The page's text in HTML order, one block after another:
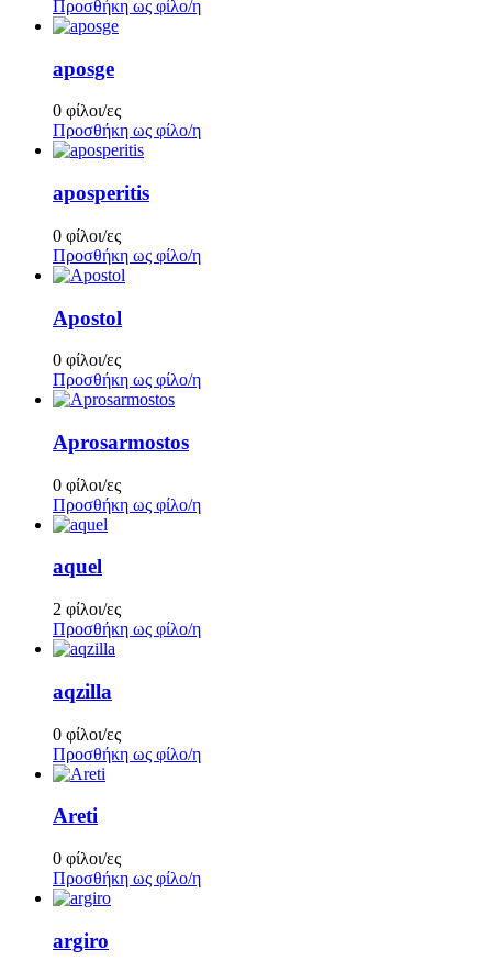
Προσθήκη ως φίλο/η
aposge
0 φίλοι/ες
Προσθήκη ως φίλο/η
aposperitis
0 φίλοι/ες
Προσθήκη ως φίλο/η
Apostol
0 φίλοι/ες
Προσθήκη ως φίλο/η
Aprosarmostos
0 φίλοι/ες
Προσθήκη ως φίλο/η
aquel
2 φίλοι/ες
Προσθήκη ως φίλο/η
aqzilla
0 φίλοι/ες
Προσθήκη ως φίλο/η
Areti
0 φίλοι/ες
Προσθήκη ως φίλο/η
argiro